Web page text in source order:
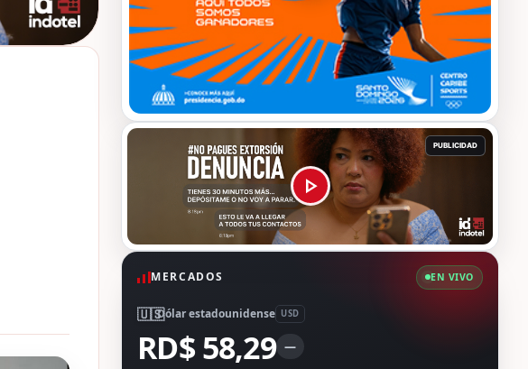
MERCADOS EN VIVO
🇺🇸Dólar estadounidense USD
RD$ 58,29 —